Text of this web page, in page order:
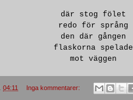
där stog fölet
redo för språng
den där gången
flaskorna spelade
mot väggen
04:11 Inga kommentarer: